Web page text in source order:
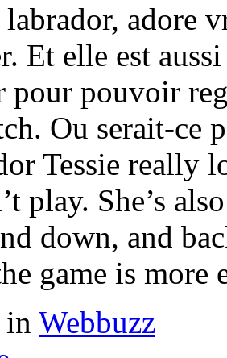
labrador, adore
Et elle est
pour pouvoir
Ou serait-ce
Tessie really
play. She’s
down, and
game is
in Webbuzz